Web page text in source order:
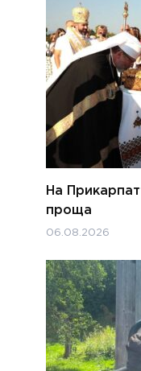
На
проща
06.08.2026